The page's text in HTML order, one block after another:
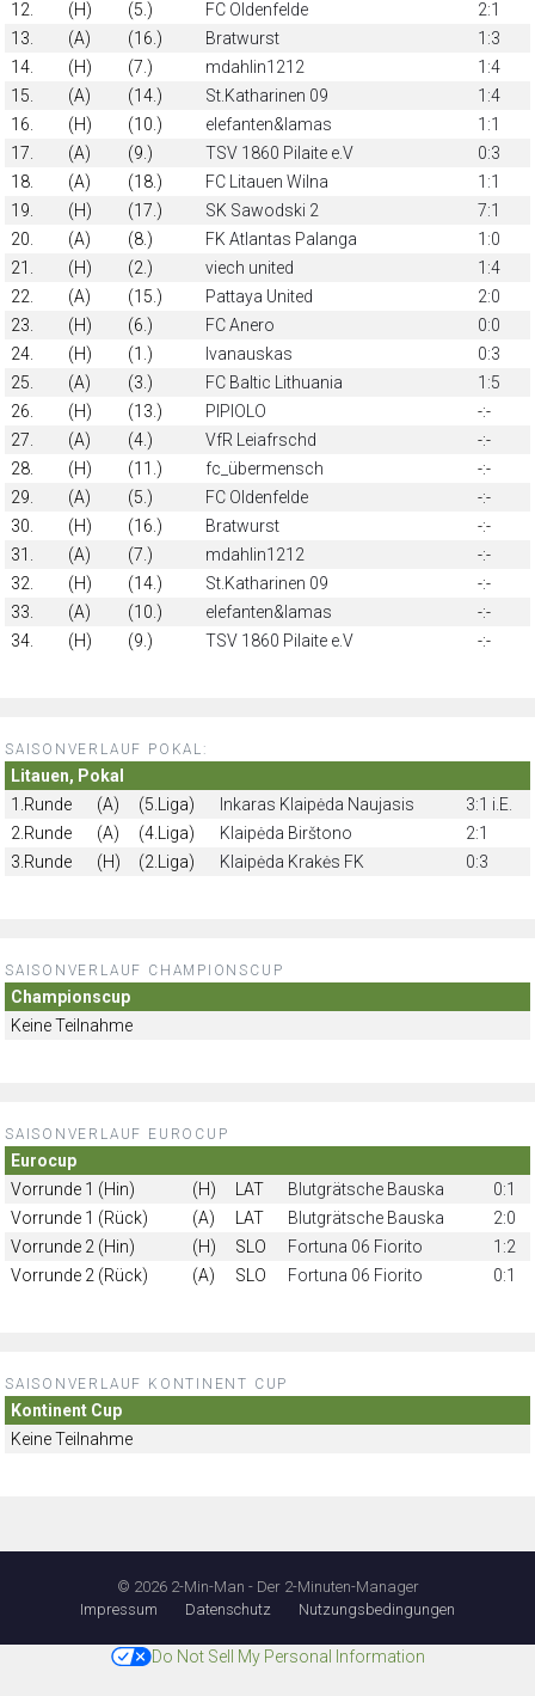
12.
(H) (5.) FC Oldenfelde
2:1
13.
(A) (16.) Bratwurst
1:3
14.
(H) (7.) mdahlin1212
1:4
15.
(A) (14.) St.Katharinen 09
1:4
16.
(H) (10.) elefanten&lamas
1:1
17.
(A) (9.) TSV 1860 Pilaite e.V
0:3
18.
(A) (18.) FC Litauen Wilna
1:1
19.
(H) (17.) SK Sawodski 2
7:1
20.
(A) (8.) FK Atlantas Palanga
1:0
21.
(H) (2.) viech united
1:4
22.
(A) (15.) Pattaya United
2:0
23.
(H) (6.) FC Anero
0:0
24.
(H) (1.) Ivanauskas
0:3
25.
(A) (3.) FC Baltic Lithuania
1:5
26.
(H) (13.) PIPIOLO
-:-
27.
(A) (4.) VfR Leiafrschd
-:-
28.
(H) (11.) fc_übermensch
-:-
29.
(A) (5.) FC Oldenfelde
-:-
30.
(H) (16.) Bratwurst
-:-
31.
(A) (7.) mdahlin1212
-:-
32.
(H) (14.) St.Katharinen 09
-:-
33.
(A) (10.) elefanten&lamas
-:-
34.
(H) (9.) TSV 1860 Pilaite e.V -:-
SAISONVERLAUF POKAL:
Litauen, Pokal
1.Runde
(A) (5.Liga) Inkaras Klaipėda Naujasis
3:1 i.E.
2.Runde
(A) (4.Liga) Klaipėda Birštono
2:1
3.Runde
(H) (2.Liga) Klaipėda Krakės FK 0:3
SAISONVERLAUF CHAMPIONSCUP
Championscup
Keine Teilnahme
SAISONVERLAUF EUROCUP
Eurocup
Vorrunde 1 (Hin)
(H) LAT Blutgrätsche Bauska
0:1
Vorrunde 1 (Rück)
(A) LAT Blutgrätsche Bauska
2:0
Vorrunde 2 (Hin)
(H) SLO Fortuna 06 Fiorito
1:2
Vorrunde 2 (Rück)
(A) SLO Fortuna 06 Fiorito 0:1
SAISONVERLAUF KONTINENT CUP
Kontinent Cup
Keine Teilnahme
© 2026 2-Min-Man - Der 2-Minuten-Manager
Impressum
Datenschutz Nutzungsbedingungen
Do Not Sell My Personal Information